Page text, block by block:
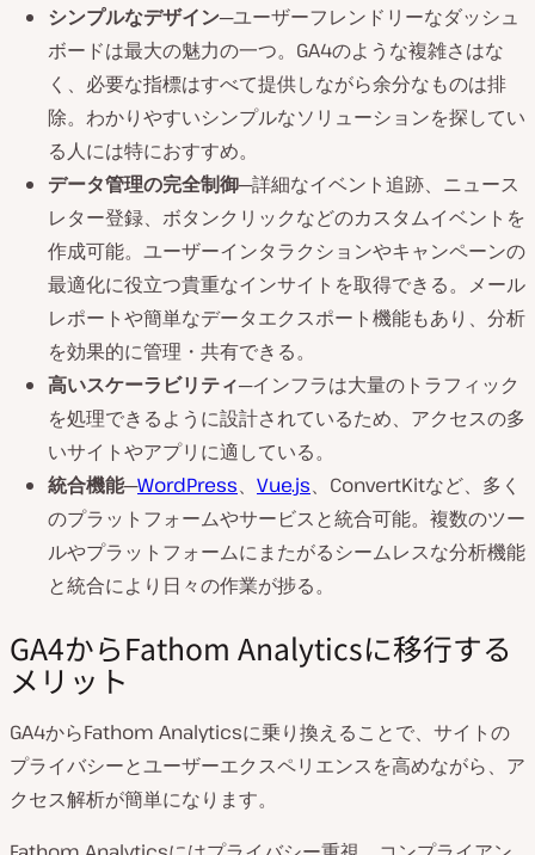
シンプルなデザイン─ユーザーフレンドリーなダッシュ
ボードは最大の魅力の一つ。GA4のような複雑さはな
く、必要な指標はすべて提供しながら余分なものは排
除。わかりやすいシンプルなソリューションを探してい
る人には特におすすめ。
データ管理の完全制御─詳細なイベント追跡、ニュース
レター登録、ボタンクリックなどのカスタムイベントを
作成可能。ユーザーインタラクションやキャンペーンの
最適化に役立つ貴重なインサイトを取得できる。メール
レポートや簡単なデータエクスポート機能もあり、分析
を効果的に管理・共有できる。
高いスケーラビリティ─インフラは大量のトラフィック
を処理できるように設計されているため、アクセスの多
いサイトやアプリに適している。
統合機能─WordPress、 Vue.js、ConvertKitなど、多く
のプラットフォームやサービスと統合可能。複数のツー
ルやプラットフォームにまたがるシームレスな分析機能
と統合により日々の作業が捗る。
GA4からFathom Analyticsに移行する
メリット
GA4からFathom Analyticsに乗り換えることで、サイトの
プライバシーとユーザーエクスペリエンスを高めながら、ア
クセス解析が簡単になります。